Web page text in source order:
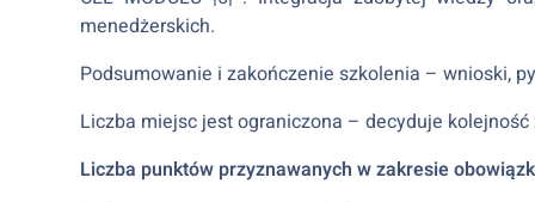
menedżerskich.
Podsumowanie i zakończenie szkolenia – wnioski,
Liczba miejsc jest ograniczona – decyduje kolejność
Liczba punktów przyznawanych w zakresie